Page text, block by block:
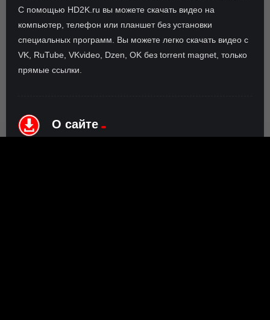
С помощью HD2K.ru вы можете скачать видео на
компьютер, телефон или планшет без установки
специальных программ. Вы можете легко скачать видео с
VK, RuTube, VKvideo, Dzen, OK без torrent magnet, только
прямые ссылки.
О сайте